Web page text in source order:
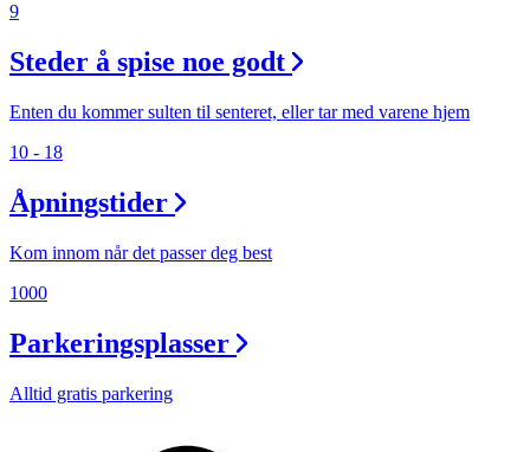
9
Steder å spise noe godt
Enten du kommer sulten til senteret, eller tar med varene hjem
10 - 18
Åpningstider
Kom innom når det passer deg best
1000
Parkeringsplasser
Alltid gratis parkering